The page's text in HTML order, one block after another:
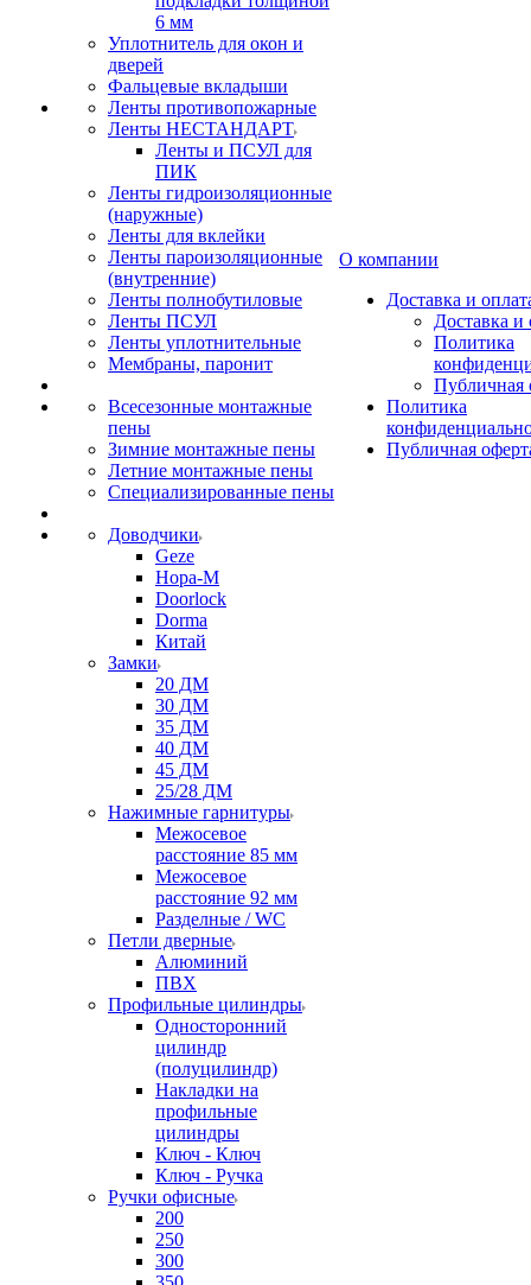
6 мм
Уплотнитель для окон и
дверей
Фальцевые вкладыши
Ленты противопожарные
Ленты НЕСТАНДАРТ
Ленты и ПСУЛ для
ПИК
Ленты гидроизоляционные
(наружные)
Ленты для вклейки
Ленты пароизоляционные
(внутренние)
Ленты полнобутиловые
Ленты ПСУЛ
Ленты уплотнительные
Мембраны, паронит
Всесезонные монтажные
пены
Зимние монтажные пены
Летние монтажные пены
Специализированные пены
Доводчики
Geze
Нора-М
Doorlock
Dorma
Китай
Замки
20 ДМ
30 ДМ
35 ДМ
40 ДМ
45 ДМ
25/28 ДМ
Нажимные гарнитуры
Межосевое
расстояние 85 мм
Межосевое
расстояние 92 мм
Разделные / WC
Петли дверные
Алюминий
ПВХ
Профильные цилиндры
Односторонний
цилиндр
(полуцилиндр)
Накладки на
профильные
цилиндры
Ключ - Ключ
Ключ - Ручка
Ручки офисные
200
250
300
О компании
Доставка и
Доставка и
Политика
Публичная
Политика
Публичная